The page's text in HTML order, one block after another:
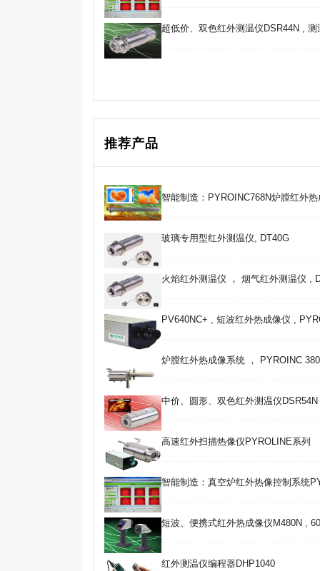
超低价、双色红外测温仪DSR44N , 测
推荐产品
智能制造：PYROINC768N炉膛红外
玻璃专用型红外测温仪, DT40G
火焰红外测温仪 ， 烟气红外测温仪 ,
PV640NC+ , 短波红外热成像仪 ,
炉膛红外热成像系统 ， PYROINC
中价、圆形、双色红外测温仪
高速红外扫描热像仪PYROLINE系列
智能制造：真空炉红外热像控制系统
短波、便携式红外热成像仪M480N ,
红外测温仪编程器DHP1040